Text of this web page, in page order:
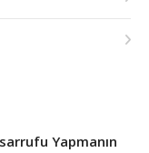
Yapmanın